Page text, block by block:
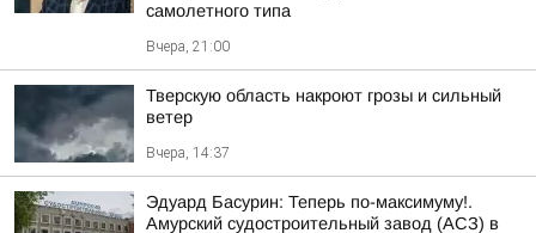
самолетного типа
Вчера, 21:00
Тверскую область накроют грозы и сильный
ветер
Вчера, 14:37
Эдуард Басурин: Теперь по-максимуму!.
Амурский судостроительный завод (АСЗ) в